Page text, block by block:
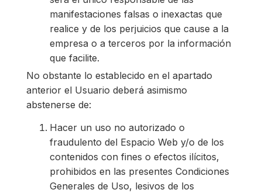
manifestaciones falsas o inexactas que
realice y de los perjuicios que cause a la
empresa o a terceros por la información
que facilite.
No obstante lo establecido en el apartado
anterior el Usuario deberá asimismo
abstenerse de:
Hacer un uso no autorizado o
fraudulento del Espacio Web y/o de los
contenidos con fines o efectos ilícitos,
prohibidos en las presentes Condiciones
Generales de Uso, lesivos de los